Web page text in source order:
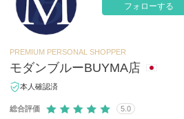
フォローする
PREMIUM PERSONAL SHOPPER
モダンブルーBUYMA店
本人確認済
総合評価 5.0